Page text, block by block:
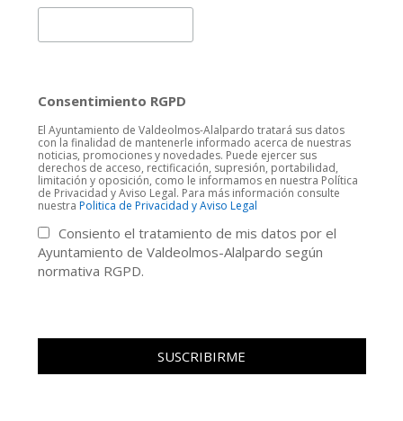
Consentimiento RGPD
El Ayuntamiento de Valdeolmos-Alalpardo tratará sus datos
con la finalidad de mantenerle informado acerca de nuestras
noticias, promociones y novedades. Puede ejercer sus
derechos de acceso, rectificación, supresión, portabilidad,
limitación y oposición, como le informamos en nuestra Política
de Privacidad y Aviso Legal. Para más información consulte
nuestra Politica de Privacidad y Aviso Legal
Consiento el tratamiento de mis datos por el
Ayuntamiento de Valdeolmos-Alalpardo según
normativa RGPD.